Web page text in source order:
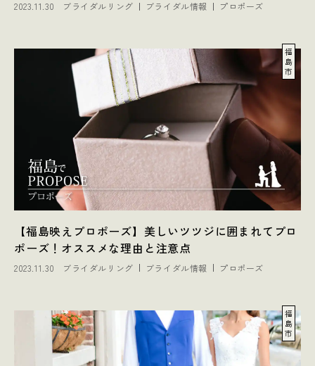
2023.11.30 ブライダルリング ブライダル情報 プロポーズ
福
島
市
【福島映えプロポーズ】美しいツツジに囲まれてプロ
ポーズ！オススメな理由と注意点
2023.11.30 ブライダルリング ブライダル情報 プロポーズ
福
島
市